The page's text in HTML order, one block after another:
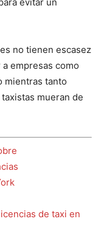
no tienen escasez
empresas como
mientras tanto
mueran de
de taxi en